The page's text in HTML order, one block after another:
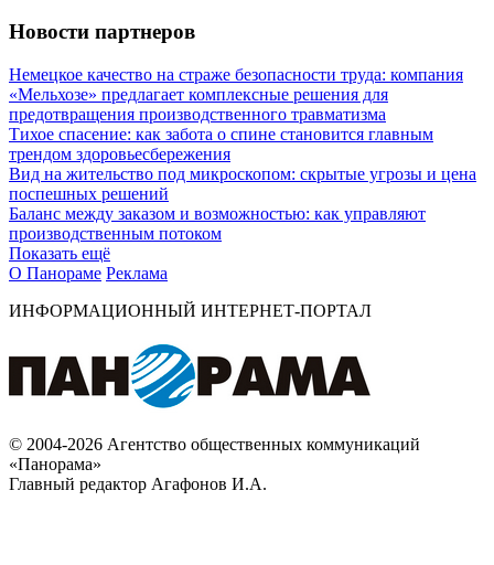
Новости партнеров
Немецкое качество на страже безопасности труда: компания
«Мельхозе» предлагает комплексные решения для
предотвращения производственного травматизма
Тихое спасение: как забота о спине становится главным
трендом здоровьесбережения
Вид на жительство под микроскопом: скрытые угрозы и цена
поспешных решений
Баланс между заказом и возможностью: как управляют
производственным потоком
Показать ещё
О Панораме Реклама
ИНФОРМАЦИОННЫЙ ИНТЕРНЕТ-ПОРТАЛ
© 2004-2026 Агентство общественных коммуникаций
«Панорама»
Главный редактор Агафонов И.А.